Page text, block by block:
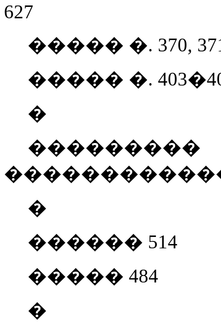
627
����� �. 370,
����� �. 403�406,
�
�
������ 514
����� 484
�